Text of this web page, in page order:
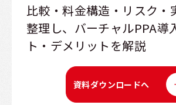
比較・料金構造・リスク・
整理し、バーチャルPPA導
ト・デメリットを解説
資料ダウンロードへ